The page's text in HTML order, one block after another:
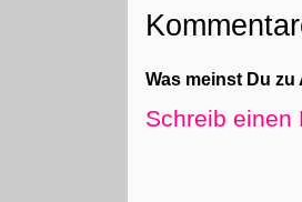
Was meinst Du
Schreib einen